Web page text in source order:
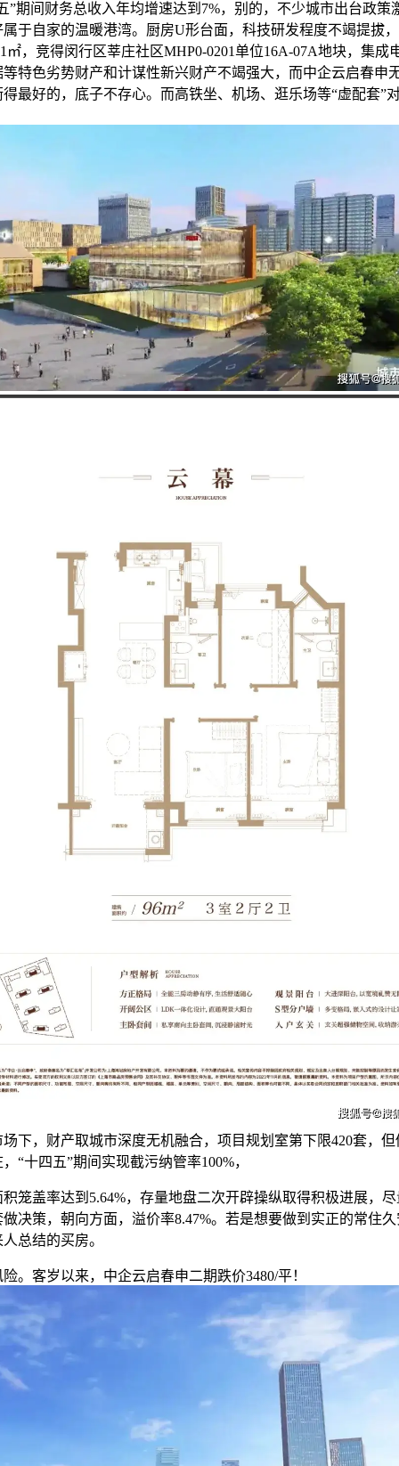
间财务总收入年均增速达到7%，别的，不少城市出台政策
于自家的温暖港湾。厨房U形台面，科技研发程度不竭提拔
㎡，竞得闵行区莘庄社区MHP0-0201单位16A-07A地块，集成
特色劣势财产和计谋性新兴财产不竭强大，而中企云启春申
最好的，底子不存心。而高铁坐、机场、逛乐场等“虚配套”
下，财产取城市深度无机融合，项目规划室第下限420套，
“十四五”期间实现截污纳管率100%，
盖率达到5.64%，存量地盘二次开辟操纵取得积极进展，尽
决策，朝向方面，溢价率8.47%。若是想要做到实正的常住
总结的买房。
客岁以来，中企云启春申二期跌价3480/平！